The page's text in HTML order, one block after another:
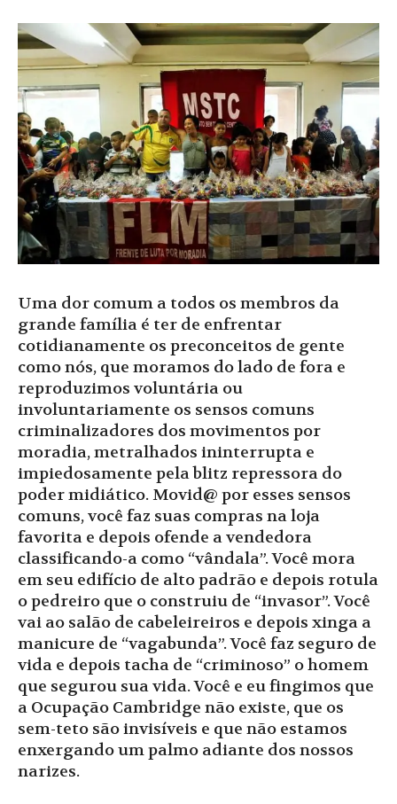
Uma dor comum a todos os membros da
grande família é ter de enfrentar
cotidianamente os preconceitos de gente
como nós, que moramos do lado de fora e
reproduzimos voluntária ou
involuntariamente os sensos comuns
criminalizadores dos movimentos por
moradia, metralhados ininterrupta e
impiedosamente pela blitz repressora do
poder midiático. Movid@ por esses sensos
comuns, você faz suas compras na loja
favorita e depois ofende a vendedora
classificando-a como “vândala”. Você mora
em seu edifício de alto padrão e depois rotula
o pedreiro que o construiu de “invasor”. Você
vai ao salão de cabeleireiros e depois xinga a
manicure de “vagabunda”. Você faz seguro de
vida e depois tacha de “criminoso” o homem
que segurou sua vida. Você e eu fingimos que
a Ocupação Cambridge não existe, que os
sem-teto são invisíveis e que não estamos
enxergando um palmo adiante dos nossos
narizes.